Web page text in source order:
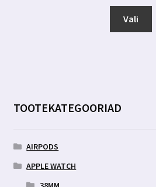
Vali
TOOTEKATEGOORIAD
AIRPODS
APPLE WATCH